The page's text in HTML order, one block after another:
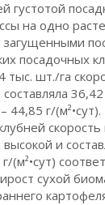
густотой
на одно
посадочных
тыс. шт./га
36,42
44,85 г/
скорость
и
(м²•сут)
сухой